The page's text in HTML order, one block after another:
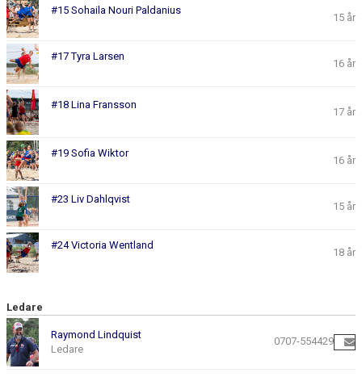
#15 Sohaila Nouri Paldanius
15 år
#17 Tyra Larsen
16 år
#18 Lina Fransson
17 år
#19 Sofia Wiktor
16 år
#23 Liv Dahlqvist
15 år
#24 Victoria Wentland
18 år
Ledare
Raymond Lindquist
Ledare
0707-554429